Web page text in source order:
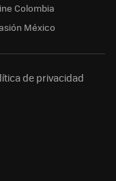
Colombia
México
de privacidad